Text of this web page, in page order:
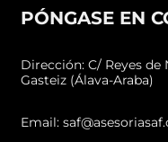
PÓNGASE EN
Dirección: C/ Reyes de
Gasteiz (Álava-Araba)
Email: